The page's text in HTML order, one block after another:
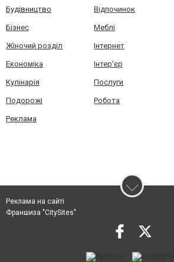
Будівництво Відпочинок
Бізнес Меблі
Жіночий розділ Інтернет
Економіка Інтер'єр
Кулінарія Послуги
Подорожі Робота
Реклама
Реклама на сайті
Франшиза "CitySites"